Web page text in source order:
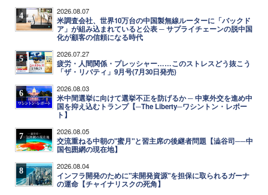
4 2026.08.07
米調査会社、世界10万台の中国製無線ルーターに「バックド
ア」が組み込まれていると公表 ─ サプライチェーンの脱中国
化が顧客の信頼になる時代
5 2026.07.27
疲労・人間関係・プレッシャー……このストレスどう抜こう
「ザ・リバティ」9月号(7月30日発売)
6 2026.08.03
米中間選挙に向けて選挙不正を防げるか ─ 中東外交を進め中
国を抑え込むトランプ【─The Liberty─ワシントン・レポー
ト】
7 2026.08.05
交流重ねる中朝の"蜜月"と習主席の後継者問題【澁谷司──中
国包囲網の現在地】
8 2026.08.04
インフラ開発のために"未開発資源"を担保に取られるガーナ
の運命【チャイナリスクの死角】